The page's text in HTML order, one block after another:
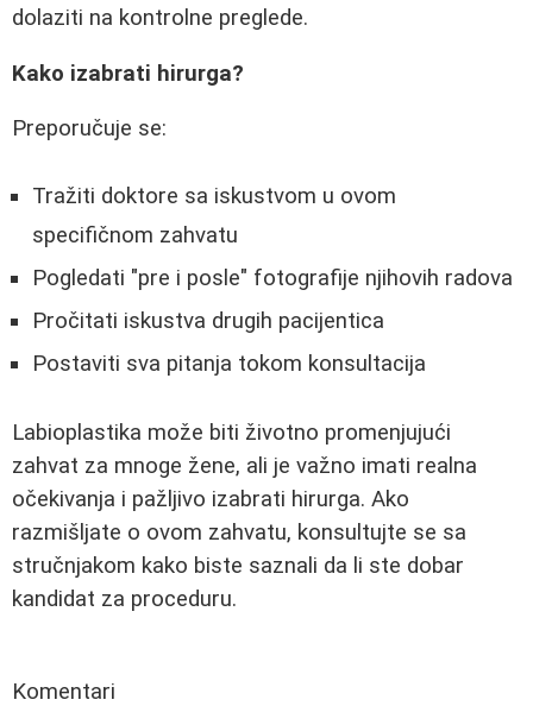
dolaziti na kontrolne preglede.
Kako izabrati hirurga?
Preporučuje se:
Tražiti doktore sa iskustvom u ovom
specifičnom zahvatu
Pogledati "pre i posle" fotografije njihovih radova
Pročitati iskustva drugih pacijentica
Postaviti sva pitanja tokom konsultacija
Labioplastika može biti životno promenjujući
zahvat za mnoge žene, ali je važno imati realna
očekivanja i pažljivo izabrati hirurga. Ako
razmišljate o ovom zahvatu, konsultujte se sa
stručnjakom kako biste saznali da li ste dobar
kandidat za proceduru.
Komentari